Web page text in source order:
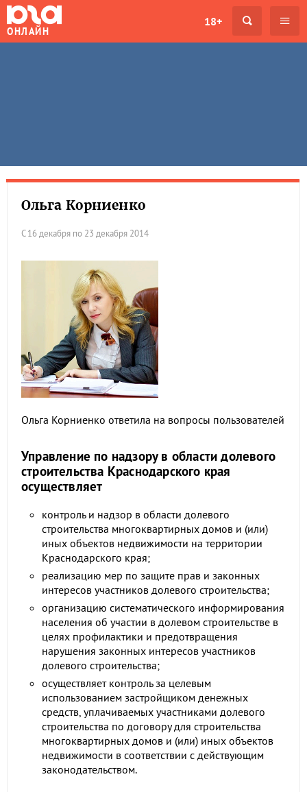
ОНЛАЙН
18+
Ольга Корниенко
С 16 декабря по 23 декабря 2014
Ольга Корниенко ответила на вопросы пользователей
Управление по надзору в области долевого
строительства Краснодарского края
осуществляет
контроль и надзор в области долевого
строительства многоквартирных домов и (или)
иных объектов недвижимости на территории
Краснодарского края;
реализацию мер по защите прав и законных
интересов участников долевого строительства;
организацию систематического информирования
населения об участии в долевом строительстве в
целях профилактики и предотвращения
нарушения законных интересов участников
долевого строительства;
осуществляет контроль за целевым
использованием застройщиком денежных
средств, уплачиваемых участниками долевого
строительства по договору для строительства
многоквартирных домов и (или) иных объектов
недвижимости в соответствии с действующим
законодательством.